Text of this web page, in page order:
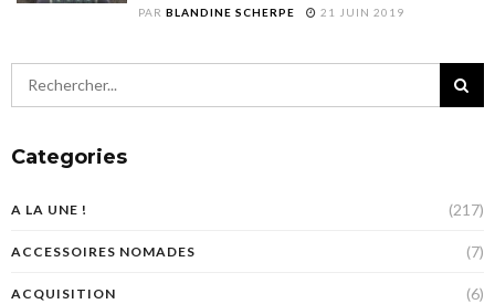
PAR BLANDINE SCHERPE 21 JUIN 2019
Categories
A LA UNE ! (217)
ACCESSOIRES NOMADES (7)
ACQUISITION (6)